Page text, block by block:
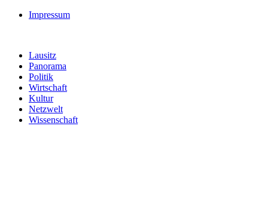
Impressum
Lausitz
Panorama
Politik
Wirtschaft
Kultur
Netzwelt
Wissenschaft